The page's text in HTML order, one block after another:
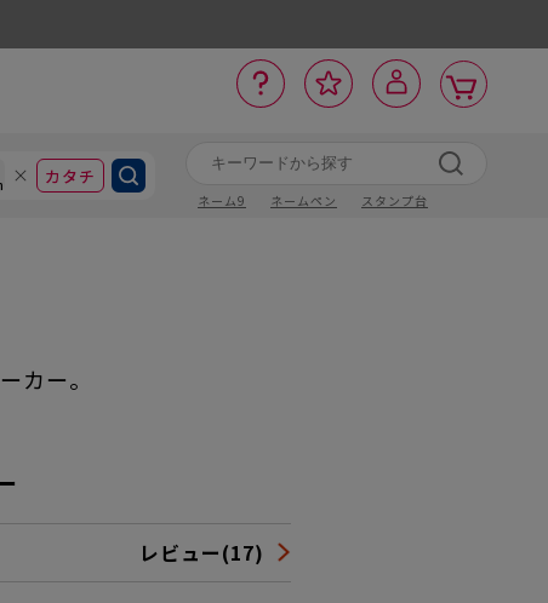
カタチ
ネーム9 ネームペン スタンプ台
サ
ポ
ト
ー お
気
に
入
り
ロ
グ
イ
ン ト
ー
カー。
レビュー(17)